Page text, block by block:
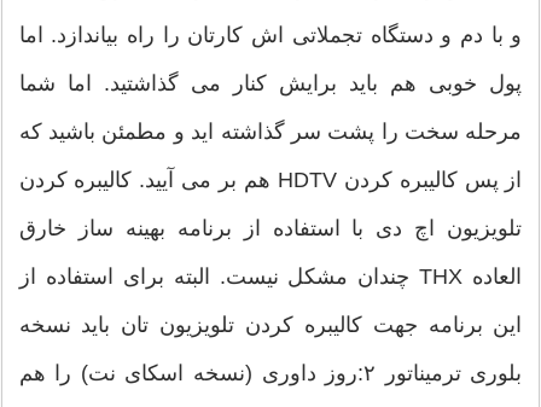
و با دم و دستگاه تجملاتی اش کارتان را راه بیاندازد. اما
پول خوبی هم باید برایش کنار می گذاشتید. اما شما
مرحله سخت را پشت سر گذاشته اید و مطمئن باشید که
از پس کالیبره کردن HDTV هم بر می آیید. کالیبره کردن
تلویزیون اچ دی با استفاده از برنامه بهینه ساز خارق
العاده THX چندان مشکل نیست. البته برای استفاده از
این برنامه جهت کالیبره کردن تلویزیون تان باید نسخه
بلوری ترمیناتور ۲:روز داوری (نسخه اسکای نت) را هم